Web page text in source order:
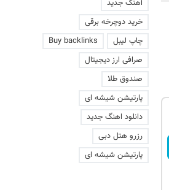
آهنگ جدید
خرید دوچرخه برقی
چاپ لیبل
Buy backlinks
صرافی ارز دیجیتال
صندوق طلا
پارتیشن شیشه ای
دانلود اهنگ جدید
رزرو هتل دبی
پارتیشن شیشه ای